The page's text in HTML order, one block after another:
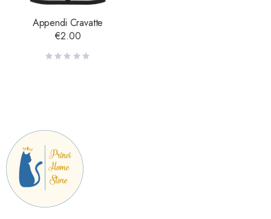
Appendi Cravatte
€2.00